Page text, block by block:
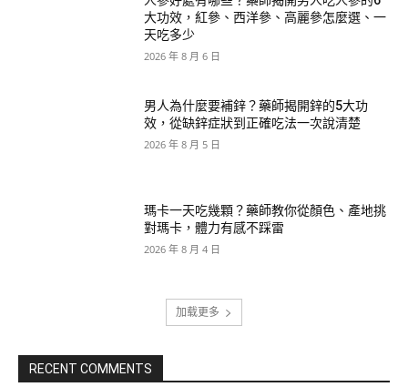
大功效，紅參、西洋參、高麗參怎麼選、一
天吃多少
2026 年 8 月 6 日
男人為什麼要補鋅？藥師揭開鋅的5大功
效，從缺鋅症狀到正確吃法一次說清楚
2026 年 8 月 5 日
瑪卡一天吃幾顆？藥師教你從顏色、產地挑
對瑪卡，體力有感不踩雷
2026 年 8 月 4 日
加载更多
RECENT COMMENTS